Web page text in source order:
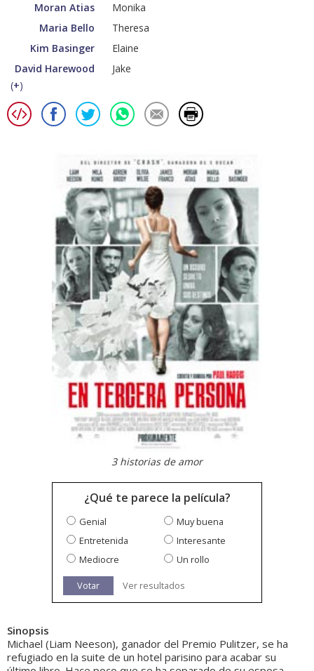
Moran Atias
Monika
Maria Bello
Theresa
Kim Basinger
Elaine
David Harewood
Jake
(+)
3 historias de amor
¿Qué te parece la película?
Genial
Muy buena
Entretenida
Interesante
Mediocre
Un rollo
Votar Ver resultados
Sinopsis
Michael (Liam Neeson), ganador del Premio Pulitzer, se ha
refugiado en la suite de un hotel parisino para acabar su